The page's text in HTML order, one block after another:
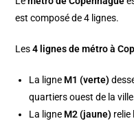
est composé de 4 lignes.
Les4 lignes de métro à
La ligne M1 (verte)
quartiers ouest de la
La ligne M2 (jaune) relie